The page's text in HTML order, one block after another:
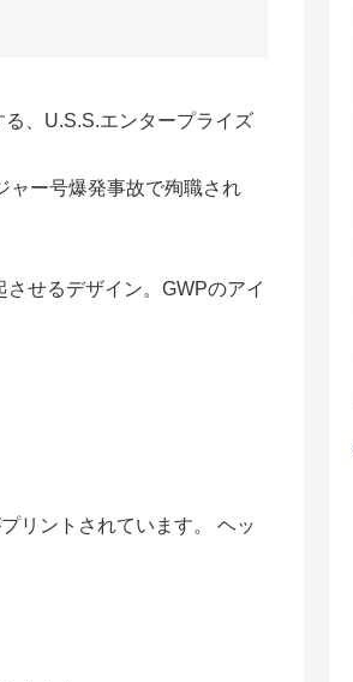
、U.S.S.エンタープライズ
ャー号爆発事故で殉職され
させるデザイン。GWPのアイ
リントされています。 ヘッ